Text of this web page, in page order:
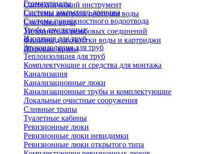
Сантехнический инструмент
Системы контроля протечки воды
Счетчики воды
Уплотнители резьбовых соединений
Фильтры для очистки воды и картриджи
Шаровые краны
Геоматериалы
Системы закрытого дренажа
Система поверхностного водоотвода
Трубы двустенные
Изоляция для труб
Звукоизоляция для труб
Теплоизоляция для труб
Комплектующие и средства для монтажа
Канализация
Канализационные люки
Канализационные трубы и комплектующие
Локальные очистные сооружения
Сливные трапы
Туалетные кабины
Ревизионные люки
Ревизионные люки невидимки
Ревизионные люки открытого типа